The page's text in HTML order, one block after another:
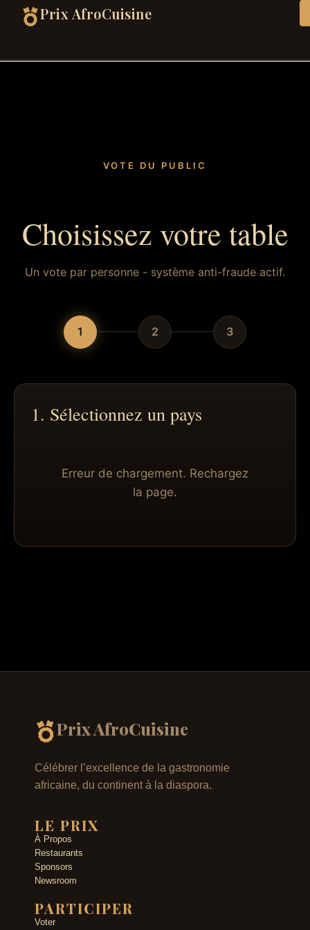
Prix AfroCuisine
VOTE DU PUBLIC
Choisissez votre table
Un vote par personne - système anti-fraude actif.
1 2 3
1. Sélectionnez un pays
Erreur de chargement. Rechargez
la page.
Prix AfroCuisine
Célébrer l’excellence de la gastronomie
africaine, du continent à la diaspora.
LE PRIX
À Propos
Restaurants
Sponsors
Newsroom
PARTICIPER
Voter